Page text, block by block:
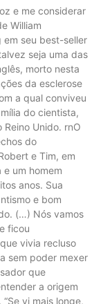
de que existiriam não três dimensões espaciais, mas diversas, de que não passaríamos de hologramas projetados por paredes no contorno do cosmo, acabam ficando difíceis de caberem até nas imaginações mais férteis.rnTeoria de TudornHawking nasceu em Oxford, na Inglaterra, em 8 de janeiro de 1942 – exatamente o dia do aniversário de 300 anos da morte de Galileu Galilei (1564-1642). Em um evento de celebração dos seus 70 anos, em 2012, contou que não aprendeu a ler corretamente até os oito anos de idade e que seus amigos de escola fizeram uma aposta de que ele “nunca chegaria a nada”.rn”Minha letra era o desespero de meus professores. Meus colegas me deram o apelido de Einstein, então presumivelmente viram sinais de algo melhor”, contou Hawking, em referência ao fato do físico alemão também ter tido passagem errática pela escola. Mas a ironia do mau aluno que se torna gênio se repetiria. Em 1959, com 17 anos, Hawking entrou para a University College, em Oxford, onde estudou física, concluindo o curso em 1962. Ele se tornaria Ph.D. em cosmologia pelo Trinity Hall, em Cambridge, Inglaterra, em 1966.rnUm ano após terminar a faculdade, aos 21 anos, o físico descobriu que possuía esclerose lateral amiotrófica, uma doença degenerativa que enfraquece os músculos do corpo. Segundo ele, depois de ter suas expectativas de vida “reduzidas a zero”, só se encorajou a continuar estudando quando conheceu quem se tornaria sua mulher, Jane Wild, em uma festa. “Ficar noivo levantou meu espírito”, contou o físico. Eles se casaram em 1965.rnrnrnReprdução/GQ ArnrnHawking e Jane em foto de casamentornEm dezembro de 1977, Jane conheceu o organista Jonathan Hellyer Jones em um coral de igreja do qual participava. Jones se tornou próximo da família Hawking e, em meados da década de 1980, ele e Jane se apaixonaram. O filme “A Teoria de Tudo” mostra que Hawking, cuja doença o deixava com cada vez mais limitações, não teria se oposto ao romance entre os dois. No mesmo período, o físico se aproximava cada vez mais de uma de suas enfermeiras, Elaine Mason. Hawking e Jane tiveram três filhos e se separaram em 1995.rnNo mesmo ano, o físico casou-se com Mason, de quem se divorciou em 2006.rnTim Ockenden/APrnrnHawking em foto de seu segundo casamento, com sua enfermeira Elaine Mason, em 1995rnBuracos negrosrnEm 1970, Hawking iniciou o trabalho sobre as características dos buracos negros. Como resultado de sua pesquisa, descobriu que eles emitem partículas subatômicas –batizadas de radiação Hawking. Em colaboração com Roger Penrose, provou a existência de singularidades, pontos no espaço-tempo onde as grandezas físicas, como a curvatura ou densidade de energia, tornam-se infinitas – fazendo com que as leis da física sejam “quebradas”.rnSeus principais campos de pesquisa foram a cosmologia teórica e gravidade quântica. Hawking se tornou o grande teórico sobre os buracos negros, tendo desenvolvido as qua